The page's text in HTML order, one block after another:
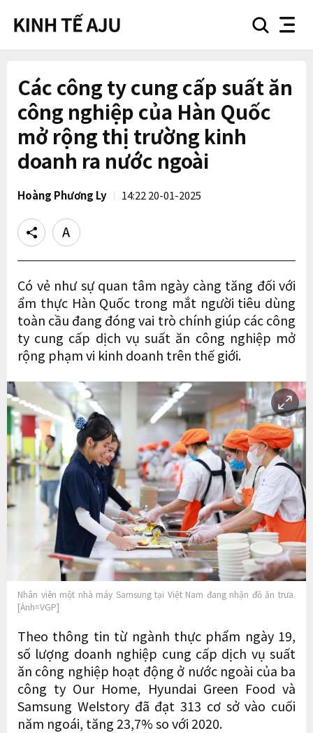
searchnav
Các công ty cung cấp suất ăn
công nghiệp của Hàn Quốc
mở rộng thị trường kinh
doanh ra nước ngoài
Hoàng Phương Ly 14:22 20-01-2025
Share
Text
size
Có vẻ như sự quan tâm ngày càng tăng đối với
ẩm thực Hàn Quốc trong mắt người tiêu dùng
toàn cầu đang đóng vai trò chính giúp các công
ty cung cấp dịch vụ suất ăn công nghiệp mở
rộng phạm vi kinh doanh trên thế giới.
Nhân viên một nhà máy Samsung tại Việt Nam đang nhận đồ ăn trưa.
[Ảnh=VGP]
Theo thông tin từ ngành thực phẩm ngày 19,
số lượng doanh nghiệp cung cấp dịch vụ suất
ăn công nghiệp hoạt động ở nước ngoài của ba
công ty Our Home, Hyundai Green Food và
Samsung Welstory đã đạt 313 cơ sở vào cuối
năm ngoái, tăng 23,7% so với 2020.